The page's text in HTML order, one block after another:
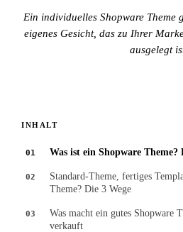
Ein individuelles Shopware Theme
eigenes Gesicht, das zu Ihrer
ausgelegt
INHALT
01 Was ist ein Shopware
02
Standard-Theme, fertiges
Theme? Die 3 Wege
03
Was macht ein gutes Shopware
verkauft